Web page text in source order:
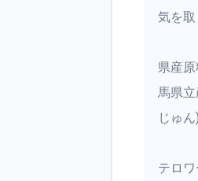
気を取
県産
馬県
じゅ
テロ